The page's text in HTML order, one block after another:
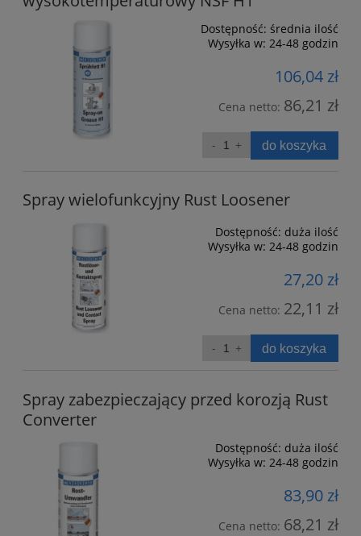
Dostępność: średnia ilość
Wysyłka w: 24-48 godzin
106,04 zł
Cena netto: 86,21 zł
do koszyka
Spray wielofunkcyjny Rust Loosener
Dostępność: duża ilość
Wysyłka w: 24-48 godzin
27,20 zł
Cena netto: 22,11 zł
do koszyka
Spray zabezpieczający przed korozją Rust
Converter
Dostępność: duża ilość
Wysyłka w: 24-48 godzin
83,90 zł
Cena netto: 68,21 zł